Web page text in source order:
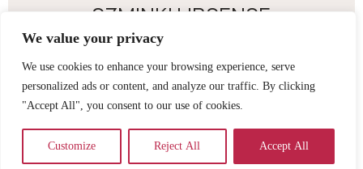
We value your privacy
We use cookies to enhance your browsing experience, serve
personalized ads or content, and analyze our traffic. By clicking
"Accept All", you consent to our use of cookies.
Customize Reject All Accept All
SZMINKI LIPSENSE
2026 Szminki Lipsense. All rights reserved
Regulamin sklepu internetowego
Obowiązek informacyjny RODO